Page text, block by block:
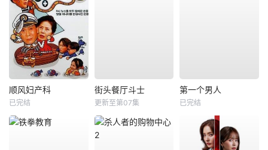
顺风妇产科
已完结
街头餐厅斗士
更新至第07集
第一个男人
已完结